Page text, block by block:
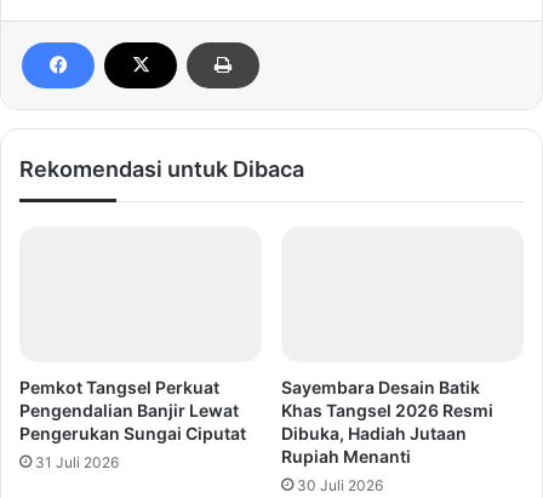
Rekomendasi untuk Dibaca
Pemkot Tangsel Perkuat
Pengendalian Banjir Lewat
Pengerukan Sungai Ciputat
31 Juli 2026
Sayembara Desain Batik
Khas Tangsel 2026 Resmi
Dibuka, Hadiah Jutaan
Rupiah Menanti
30 Juli 2026